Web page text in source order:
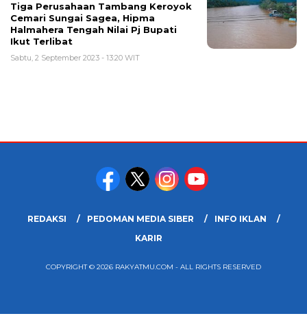
Tiga Perusahaan Tambang Keroyok
Cemari Sungai Sagea, Hipma
Halmahera Tengah Nilai Pj Bupati
Ikut Terlibat
Sabtu, 2 September 2023 - 13:20 WIT
REDAKSI PEDOMAN MEDIA SIBER
INFO IKLAN
KARIR
COPYRIGHT © 2026 RAKYATMU.COM - ALL RIGHTS RESERVED